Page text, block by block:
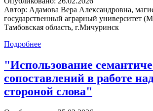
Опубликовано: 26.02.2026
Автор: Адамова Вера Александровна,
государственный аграрный университет
Тамбовская область, г.Мичуринск
Подробнее
"Использование
сопоставлений в работе
стороной слова"